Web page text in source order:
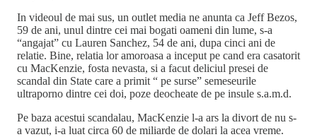
In videoul de mai sus, un outlet media ne anunta ca Jeff Bezos,
59 de ani, unul dintre cei mai bogati oameni din lume, s-a
“angajat” cu Lauren Sanchez, 54 de ani, dupa cinci ani de
relatie. Bine, relatia lor amoroasa a inceput pe cand era casatorit
cu MacKenzie, fosta nevasta, si a facut deliciul presei de
scandal din State care a primit “ pe surse” semeseurile
ultraporno dintre cei doi, poze deocheate de pe insule s.a.m.d.
Pe baza acestui scandalau, MacKenzie l-a ars la divort de nu s-
a vazut, i-a luat circa 60 de miliarde de dolari la acea vreme.